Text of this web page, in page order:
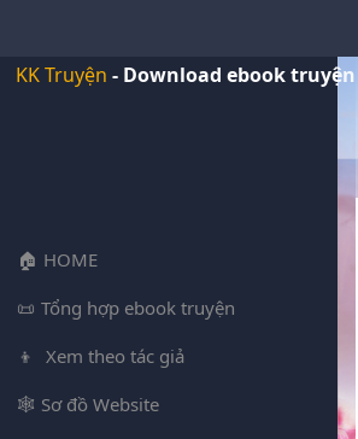
KK Truyện - Download ebook
HOME
Tổng hợp ebook truyện
Xem theo tác giả
Sơ đồ Website